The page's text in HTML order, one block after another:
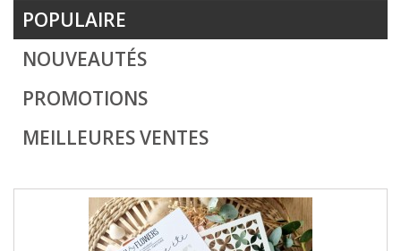
POPULAIRE
NOUVEAUTÉS
PROMOTIONS
MEILLEURES VENTES